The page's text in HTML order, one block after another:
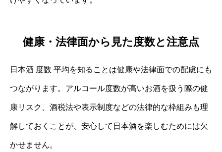
健康・法律面から見た度数と注意点
日本酒 度数 平均を知ることは健康や法律面での配慮にも
つながります。アルコール度数が高いお酒を扱う際の健
康リスク、酒税法や表示制度などの法律的な枠組みも理
解しておくことが、安心して日本酒を楽しむためには欠
かせません。